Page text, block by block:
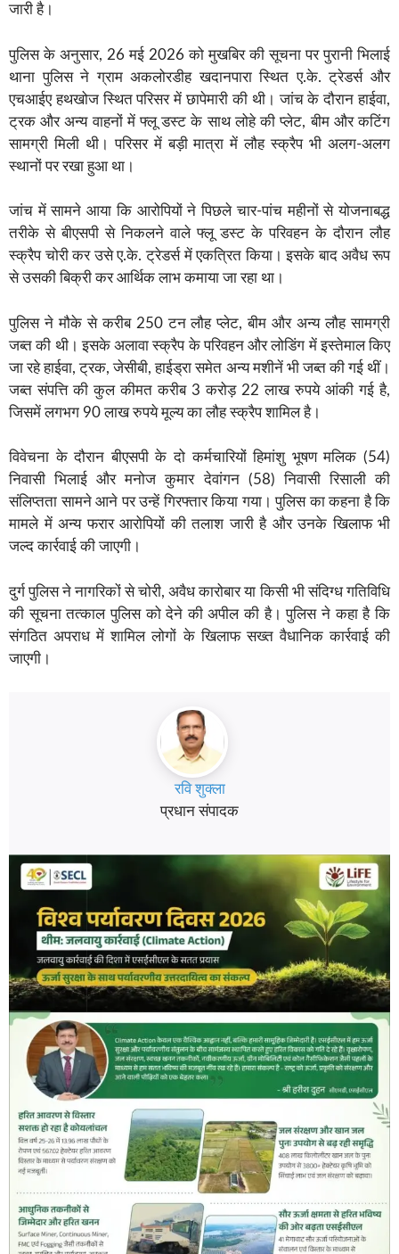
जारी है।
पुलिस के अनुसार, 26 मई 2026 को मुखबिर की सूचना पर पुरानी भिलाई
थाना पुलिस ने ग्राम अकलोरडीह खदानपारा स्थित ए.के. ट्रेडर्स और
एचआईए हथखोज स्थित परिसर में छापेमारी की थी। जांच के दौरान हाईवा,
ट्रक और अन्य वाहनों में फ्लू डस्ट के साथ लोहे की प्लेट, बीम और कटिंग
सामग्री मिली थी। परिसर में बड़ी मात्रा में लौह स्क्रैप भी अलग-अलग
स्थानों पर रखा हुआ था।
जांच में सामने आया कि आरोपियों ने पिछले चार-पांच महीनों से योजनाबद्ध
तरीके से बीएसपी से निकलने वाले फ्लू डस्ट के परिवहन के दौरान लौह
स्क्रैप चोरी कर उसे ए.के. ट्रेडर्स में एकत्रित किया। इसके बाद अवैध रूप
से उसकी बिक्री कर आर्थिक लाभ कमाया जा रहा था।
पुलिस ने मौके से करीब 250 टन लौह प्लेट, बीम और अन्य लौह सामग्री
जब्त की थी। इसके अलावा स्क्रैप के परिवहन और लोडिंग में इस्तेमाल किए
जा रहे हाईवा, ट्रक, जेसीबी, हाईड्रा समेत अन्य मशीनें भी जब्त की गई थीं।
जब्त संपत्ति की कुल कीमत करीब 3 करोड़ 22 लाख रुपये आंकी गई है,
जिसमें लगभग 90 लाख रुपये मूल्य का लौह स्क्रैप शामिल है।
विवेचना के दौरान बीएसपी के दो कर्मचारियों हिमांशु भूषण मलिक (54)
निवासी भिलाई और मनोज कुमार देवांगन (58) निवासी रिसाली की
संलिप्तता सामने आने पर उन्हें गिरफ्तार किया गया। पुलिस का कहना है कि
मामले में अन्य फरार आरोपियों की तलाश जारी है और उनके खिलाफ भी
जल्द कार्रवाई की जाएगी।
दुर्ग पुलिस ने नागरिकों से चोरी, अवैध कारोबार या किसी भी संदिग्ध गतिविधि
की सूचना तत्काल पुलिस को देने की अपील की है। पुलिस ने कहा है कि
संगठित अपराध में शामिल लोगों के खिलाफ सख्त वैधानिक कार्रवाई की
जाएगी।
रवि शुक्ला
प्रधान संपादक